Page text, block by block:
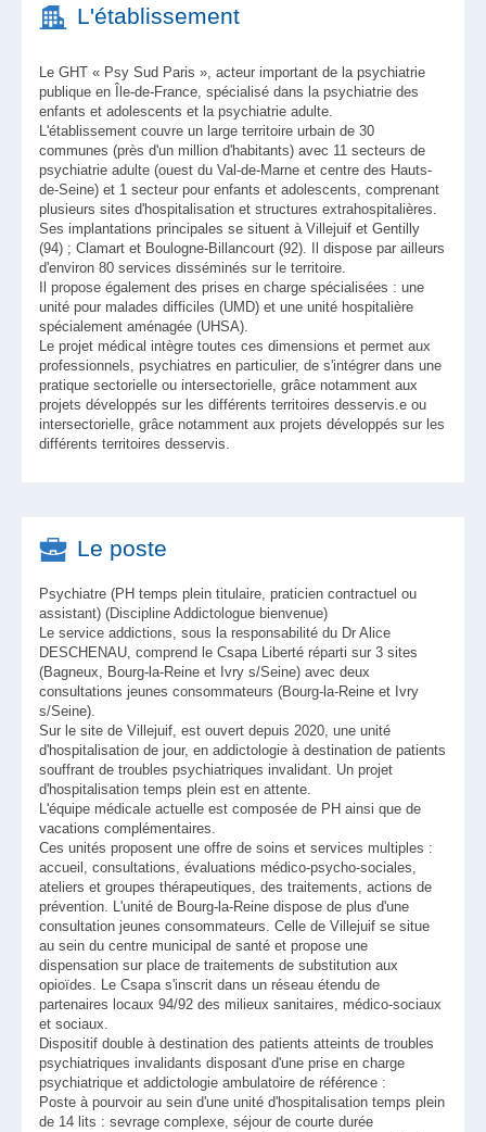
L'établissement
Le GHT « Psy Sud Paris », acteur important de la psychiatrie
publique en Île-de-France, spécialisé dans la psychiatrie des
enfants et adolescents et la psychiatrie adulte.
L'établissement couvre un large territoire urbain de 30
communes (près d'un million d'habitants) avec 11 secteurs de
psychiatrie adulte (ouest du Val-de-Marne et centre des Hauts-
de-Seine) et 1 secteur pour enfants et adolescents, comprenant
plusieurs sites d'hospitalisation et structures extrahospitalières.
Ses implantations principales se situent à Villejuif et Gentilly
(94) ; Clamart et Boulogne-Billancourt (92). Il dispose par ailleurs
d'environ 80 services disséminés sur le territoire.
Il propose également des prises en charge spécialisées : une
unité pour malades difficiles (UMD) et une unité hospitalière
spécialement aménagée (UHSA).
Le projet médical intègre toutes ces dimensions et permet aux
professionnels, psychiatres en particulier, de s'intégrer dans une
pratique sectorielle ou intersectorielle, grâce notamment aux
projets développés sur les différents territoires desservis.e ou
intersectorielle, grâce notamment aux projets développés sur les
différents territoires desservis.
Le poste
Psychiatre (PH temps plein titulaire, praticien contractuel ou
assistant) (Discipline Addictologue bienvenue)
Le service addictions, sous la responsabilité du Dr Alice
DESCHENAU, comprend le Csapa Liberté réparti sur 3 sites
(Bagneux, Bourg-la-Reine et Ivry s/Seine) avec deux
consultations jeunes consommateurs (Bourg-la-Reine et Ivry
s/Seine).
Sur le site de Villejuif, est ouvert depuis 2020, une unité
d'hospitalisation de jour, en addictologie à destination de patients
souffrant de troubles psychiatriques invalidant. Un projet
d'hospitalisation temps plein est en attente.
L'équipe médicale actuelle est composée de PH ainsi que de
vacations complémentaires.
Ces unités proposent une offre de soins et services multiples :
accueil, consultations, évaluations médico-psycho-sociales,
ateliers et groupes thérapeutiques, des traitements, actions de
prévention. L'unité de Bourg-la-Reine dispose de plus d'une
consultation jeunes consommateurs. Celle de Villejuif se situe
au sein du centre municipal de santé et propose une
dispensation sur place de traitements de substitution aux
opioïdes. Le Csapa s'inscrit dans un réseau étendu de
partenaires locaux 94/92 des milieux sanitaires, médico-sociaux
et sociaux.
Dispositif double à destination des patients atteints de troubles
psychiatriques invalidants disposant d'une prise en charge
psychiatrique et addictologie ambulatoire de référence :
Poste à pourvoir au sein d'une unité d'hospitalisation temps plein
de 14 lits : sevrage complexe, séjour de courte durée